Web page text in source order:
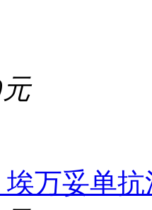
埃万妥单